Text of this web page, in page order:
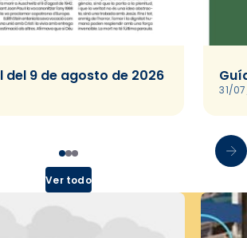
del 9 de agosto de 2026
31/
Ver todo